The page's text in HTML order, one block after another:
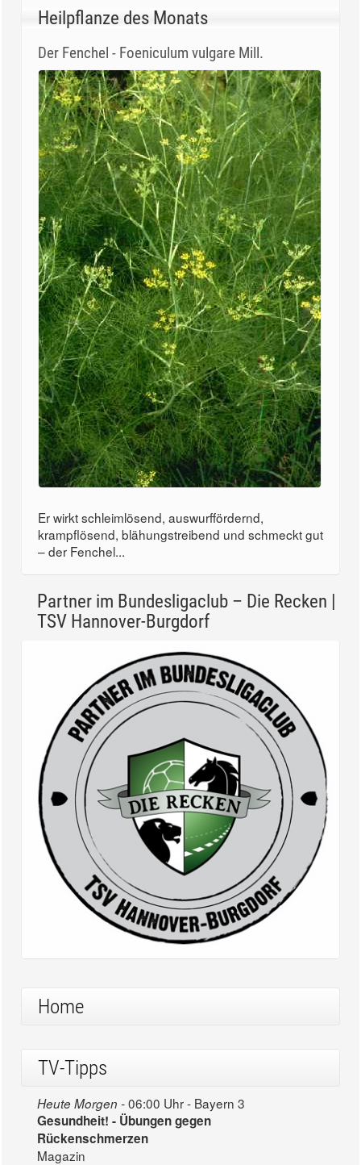
Heilpflanze des Monats
Der Fenchel - Foeniculum vulgare Mill.
Er wirkt schleimlösend, auswurffördernd,
krampflösend, blähungstreibend und schmeckt gut
– der Fenchel...
Partner im Bundesligaclub – Die Recken |
TSV Hannover-Burgdorf
Home
TV-Tipps
Heute Morgen -06:00 Uhr - Bayern 3
Gesundheit! - Übungen gegen
Rückenschmerzen
Magazin